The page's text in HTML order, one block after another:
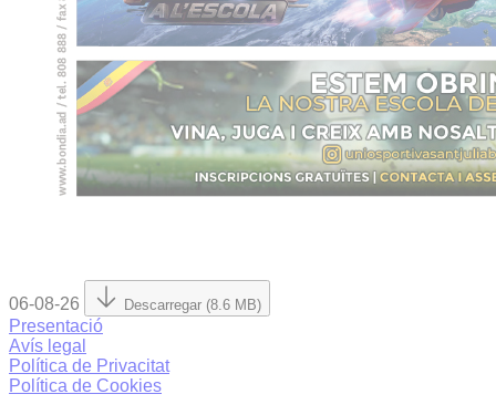
06-08-26 Descarregar (8.6 MB)
Presentació
Avís legal
Política de Privacitat
Política de Cookies